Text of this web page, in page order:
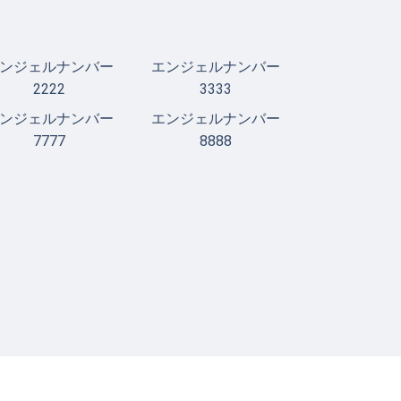
ジェルナンバー
2222
エンジェルナンバー
3333
ジェルナンバー
7777
エンジェルナンバー
8888